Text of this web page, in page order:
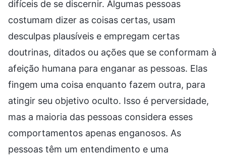
difíceis de se discernir. Algumas pessoas
costumam dizer as coisas certas, usam
desculpas plausíveis e empregam certas
doutrinas, ditados ou ações que se conformam à
afeição humana para enganar as pessoas. Elas
fingem uma coisa enquanto fazem outra, para
atingir seu objetivo oculto. Isso é perversidade,
mas a maioria das pessoas considera esses
comportamentos apenas enganosos. As
pessoas têm um entendimento e uma